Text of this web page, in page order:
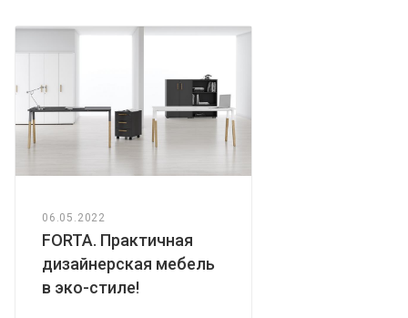
06.05.2022
FORTA. Практичная
дизайнерская мебель
в эко-стиле!